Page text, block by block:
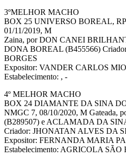
3ºMELHOR MACHO
BOX 25 UNIVERSO BOREAL,
01/11/2019, M
Zaina, por DON CANEI
DONA BOREAL (B455566)
BORGES
Expositor: VANDER CARLOS
Estabelecimento: , -
4º MELHOR MACHO
BOX 24 DIAMANTE DA SINA
NMGC 7, 08/10/2020, M
(B289507) e ACLAMADA DA
Criador: JHONATAN ALVES DA
Expositor: FERNANDA MARIA
Estabelecimento: AGRICOLA SÃO